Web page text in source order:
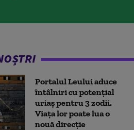
Portalul Leului aduce
întâlniri cu potențial
uriaș pentru 3 zodii.
Viața lor poate lua o
nouă direcție